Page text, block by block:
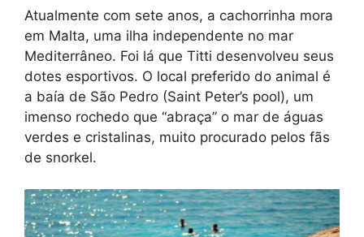
Atualmente com sete anos, a cachorrinha mora
em Malta, uma ilha independente no mar
Mediterrâneo. Foi lá que Titti desenvolveu seus
dotes esportivos. O local preferido do animal é
a baía de São Pedro (Saint Peter’s pool), um
imenso rochedo que “abraça” o mar de águas
verdes e cristalinas, muito procurado pelos fãs
de snorkel.